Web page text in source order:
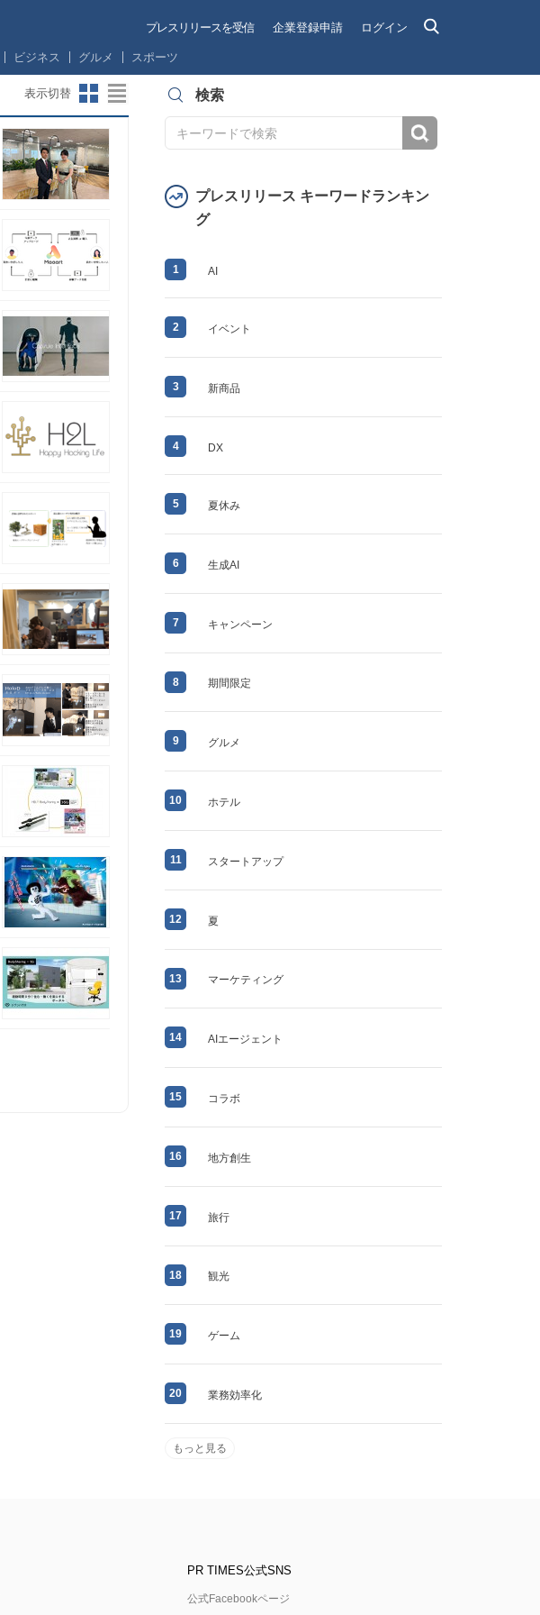
プレスリリースを受信 企業登録申請 ログイン
ビジネス グルメ スポーツ
表示切替 検索
プレスリリース キーワードランキン
グ
1 AI
2 イベント
3 新商品
4 DX
5 夏休み
6 生成AI
7 キャンペーン
8 期間限定
9 グルメ
10 ホテル
11 スタートアップ
12 夏
13 マーケティング
14 AIエージェント
15 コラボ
16 地方創生
17 旅行
18 観光
19 ゲーム
20 業務効率化
もっと見る
PR TIMES公式SNS
公式Facebookページ